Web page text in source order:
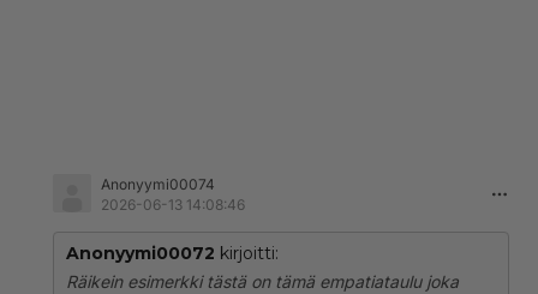
Anonyymi00074
2026-06-13 14:08:46
Anonyymi00072 kirjoitti:
Räikein esimerkki tästä on tämä empatiataulu joka